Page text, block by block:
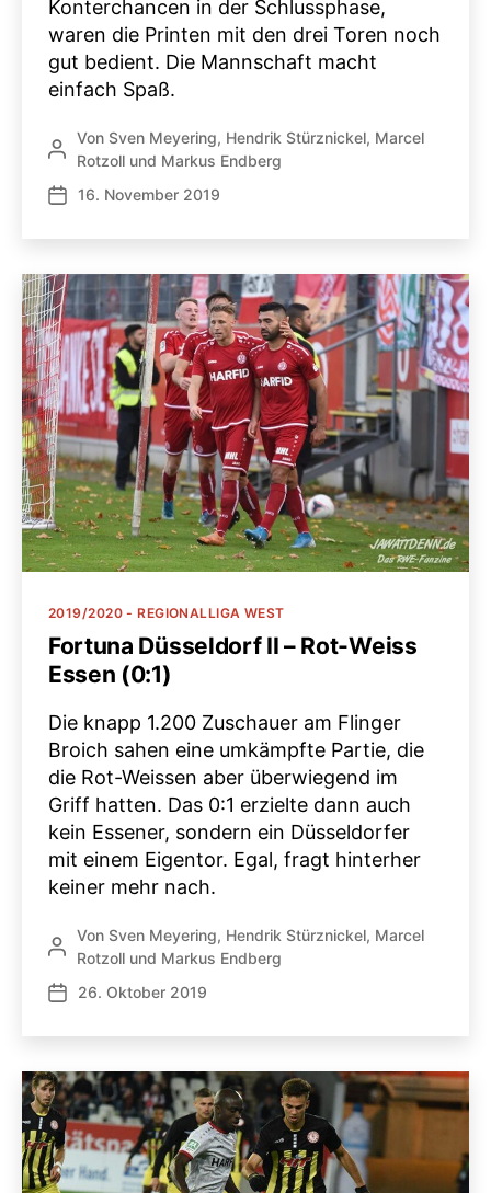
Konterchancen in der Schlussphase,
waren die Printen mit den drei Toren noch
gut bedient. Die Mannschaft macht
einfach Spaß.
Beitragsautor
Von Sven Meyering, Hendrik Stürznickel, Marcel
Rotzoll und Markus Endberg
Veröffentlichungsdatum
16. November 2019
Kategorien
2019/2020 - REGIONALLIGA WEST
Fortuna Düsseldorf II – Rot-Weiss
Essen (0:1)
Die knapp 1.200 Zuschauer am Flinger
Broich sahen eine umkämpfte Partie, die
die Rot-Weissen aber überwiegend im
Griff hatten. Das 0:1 erzielte dann auch
kein Essener, sondern ein Düsseldorfer
mit einem Eigentor. Egal, fragt hinterher
keiner mehr nach.
Beitragsautor
Von Sven Meyering, Hendrik Stürznickel, Marcel
Rotzoll und Markus Endberg
Veröffentlichungsdatum
26. Oktober 2019